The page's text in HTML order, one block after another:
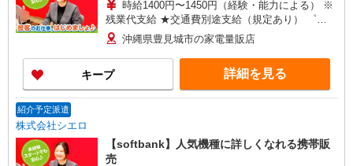
時給1400円〜1450円（経験・能力による） ※
残業代支給 ★交通費別途支給（規定あり） ゜
+゜・。○。・゜+゜・。○。・゜+゜ 入社祝い金10
万円支給(規定有) お友達を紹介頂くと, インセンテ
ィブ支給(規定有) ★月2回払い・週払い可能（規程
有）★ ゜・。○。・゜+゜・。○。・゜+゜
沖縄県豊見城市の家電量販店
キープ 詳細を見る
紹介予定派遣
株式会社シエロ
【softbank】人気機種に詳しくなれる携帯販
売